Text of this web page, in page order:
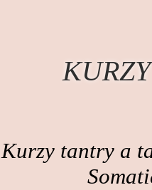
Kurzy tantry a